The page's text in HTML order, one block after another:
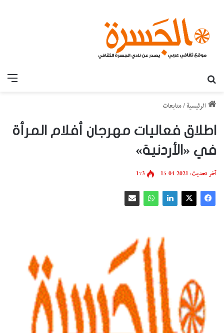
الرئيسية /متابعات
اطلاق فعاليات مهرجان أفلام المرأة
في «الأردنية»
آخر تحديث: 2021-04-15 173